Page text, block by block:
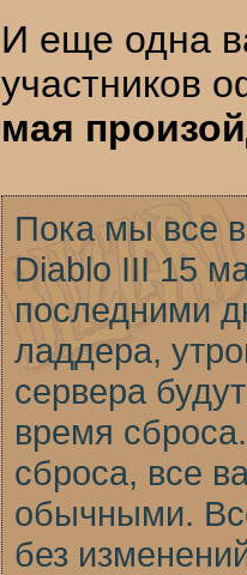
И еще одна
участников
мая
Пока мы все
Diablo III 15
последними
ладдера,
сервера
время
сброса, все
обычными.
без